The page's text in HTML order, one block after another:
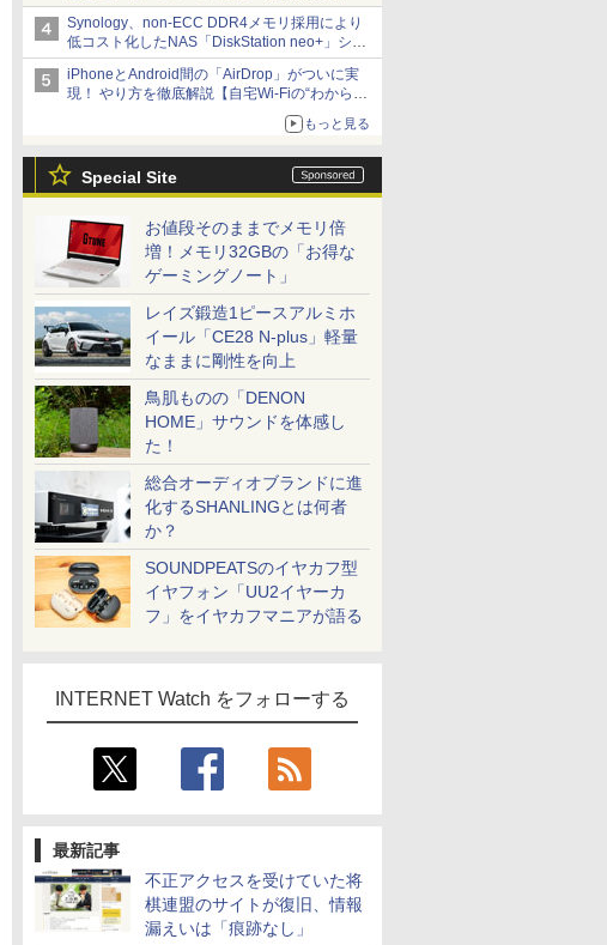
広告」対策強化を要請 著名人の写真や映像を
使った投資詐欺などへの対策として
Synology、non-ECC DDR4メモリ採用により
低コスト化したNAS「DiskStation neo+」シリ
ーズ 予算を抑えて導入でき、ECCメモリへの
アップグレードも可能
iPhoneとAndroid間の「AirDrop」がついに実
現！ やり方を徹底解説【自宅Wi-Fiの“わからな
もっと見る
Special Site
お値段そのままでメモリ倍
増！メモリ32GBの「お得な
ゲーミングノート」
レイズ鍛造1ピースアルミホ
イール「CE28 N-plus」軽量
なままに剛性を向上
鳥肌ものの「DENON
HOME」サウンドを体感し
た！
総合オーディオブランドに進
化するSHANLINGとは何者
か？
SOUNDPEATSのイヤカフ型
イヤフォン「UU2イヤーカ
フ」をイヤカフマニアが語る
INTERNET Watch をフォローする
最新記事
不正アクセスを受けていた将
棋連盟のサイトが復旧、情報
漏えいは「痕跡なし」